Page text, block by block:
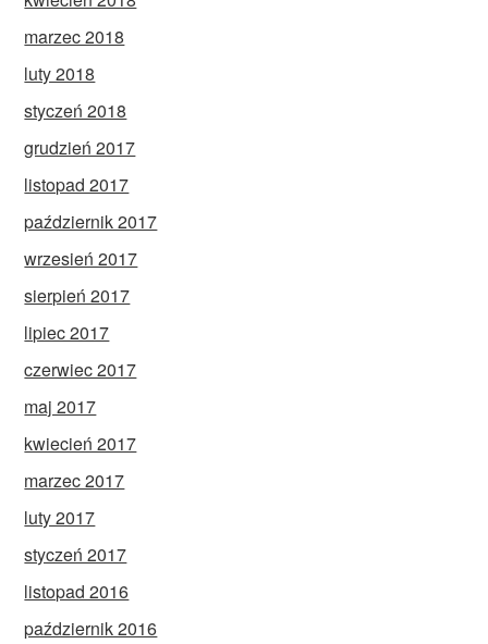
marzec 2018
luty 2018
styczeń 2018
grudzień 2017
listopad 2017
październik 2017
wrzesień 2017
sierpień 2017
lipiec 2017
czerwiec 2017
maj 2017
kwiecień 2017
marzec 2017
luty 2017
styczeń 2017
listopad 2016
październik 2016